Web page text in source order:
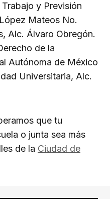
Trabajo y Previsión
Mateos No.
Alc. Álvaro Obregón.
de la
Autónoma de México
Universitaria, Alc.
que tu
o junta sea más
de la Ciudad de